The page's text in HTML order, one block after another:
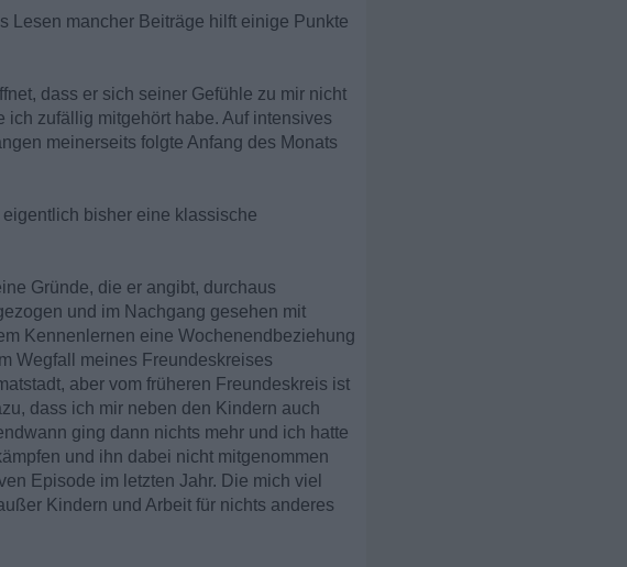
Lesen mancher Beiträge hilft einige Punkte
dass er sich seiner Gefühle zu mir nicht
zufällig mitgehört habe. Auf intensives
meinerseits folgte Anfang des Monats
bisher eine klassische
Gründe, die er angibt, durchaus
und im Nachgang gesehen mit
Kennenlernen eine Wochenendbeziehung
Wegfall meines Freundeskreises
aber vom früheren Freundeskreis ist
dass ich mir neben den Kindern auch
ging dann nichts mehr und ich hatte
und ihn dabei nicht mitgenommen
Episode im letzten Jahr. Die mich viel
Kindern und Arbeit für nichts anderes